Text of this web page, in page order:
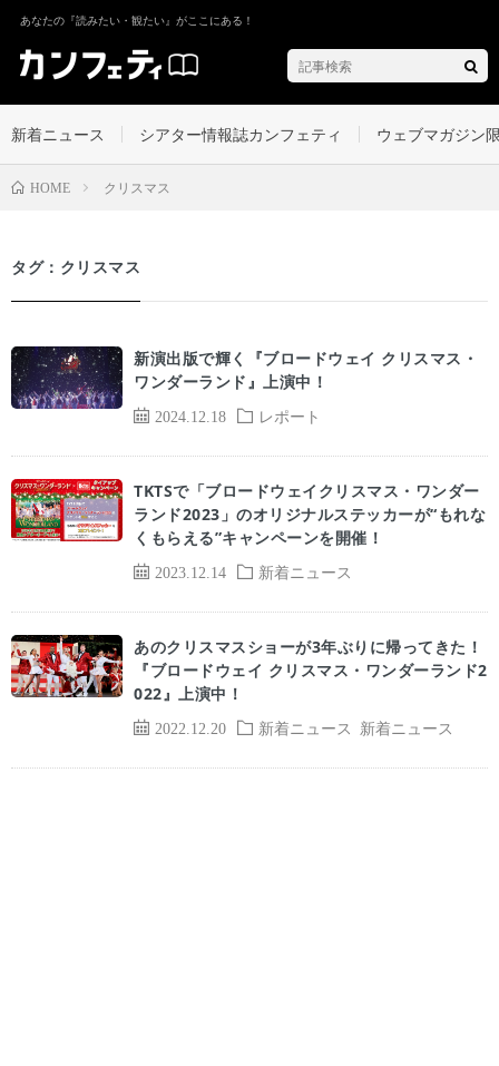
あなたの『読みたい・観たい』がここにある！
新着ニュース シアター情報誌カンフェティ ウェブマガジン
HOME クリスマス
タグ：クリスマス
2024.12.18 レポート
新演出版で輝く『ブロードウェイ クリスマス・
ワンダーランド』上演中！
2023.12.14 新着ニュース
TKTSで「ブロードウェイクリスマス・ワンダー
ランド2023」のオリジナルステッカーが“もれな
くもらえる”キャンペーンを開催！
2022.12.20 新着ニュース 新着ニュース
あのクリスマスショーが3年ぶりに帰ってきた！
『ブロードウェイ クリスマス・ワンダーランド2
022』上演中！